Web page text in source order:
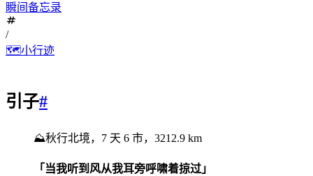
瞬间备忘录
/
🗺小行迹
引子#
⛰️秋行北境，7 天 6 市，3212.9 km
「当我听到风从我耳旁呼啸着掠过」